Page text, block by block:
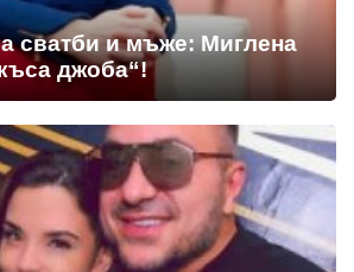
сватби и мъже: Миглена
джоба“!